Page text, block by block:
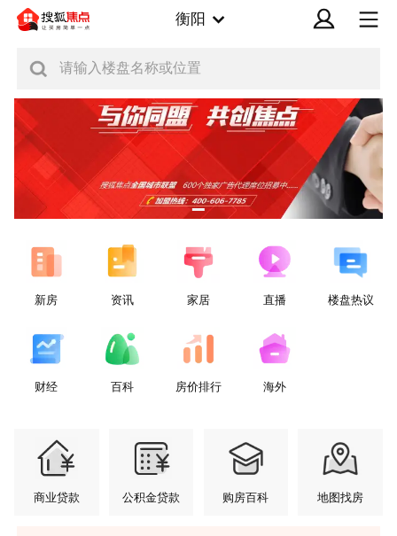
衡阳
请输入楼盘名称或位置
新房 资讯 家居 直播 楼盘热议
财经 百科 房价排行 海外
商业贷款 公积金贷款 购房百科 地图找房